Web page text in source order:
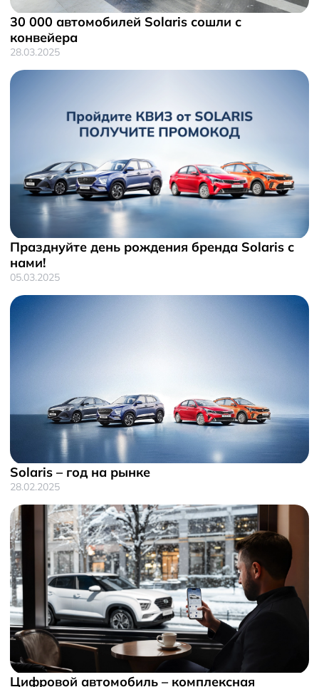
30 000 автомобилей Solaris сошли с
конвейера
28.03.2025
Празднуйте день рождения бренда Solaris с
нами!
05.03.2025
Solaris – год на рынке
28.02.2025
Цифровой автомобиль – комплексная